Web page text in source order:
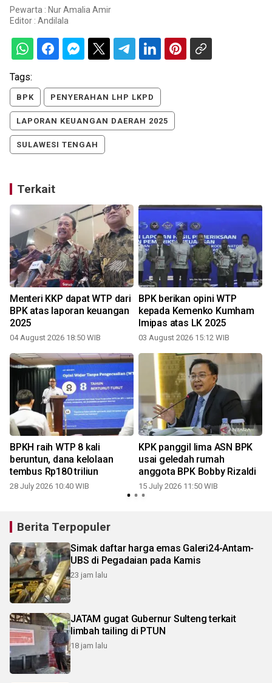
Pewarta : Nur Amalia Amir
Editor : Andilala
Tags:
BPK PENYERAHAN LHP LKPD
LAPORAN KEUANGAN DAERAH 2025
SULAWESI TENGAH
Terkait
Menteri KKP dapat WTP dari
BPK atas laporan keuangan
2025
04 August 2026 18:50 WIB
BPK berikan opini WTP
kepada Kemenko Kumham
Imipas atas LK 2025
03 August 2026 15:12 WIB
BPKH raih WTP 8 kali
beruntun, dana kelolaan
tembus Rp180 triliun
28 July 2026 10:40 WIB
KPK panggil lima ASN BPK
usai geledah rumah
anggota BPK Bobby Rizaldi
15 July 2026 11:50 WIB
Berita Terpopuler
Simak daftar harga emas Galeri24-Antam-
UBS di Pegadaian pada Kamis
23 jam lalu
JATAM gugat Gubernur Sulteng terkait
limbah tailing di PTUN
18 jam lalu